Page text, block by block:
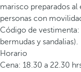
marisco preparados
personas con
Código de
bermudas y sandalias).
Horario
Cena: 18.30 a 22.30